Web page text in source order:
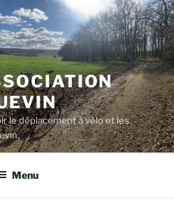
le déplacement à vélo et les
Menu